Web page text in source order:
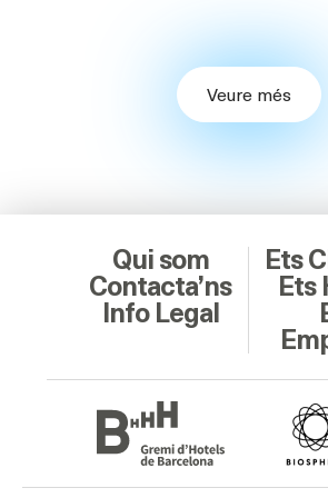
Veure més
Qui som
Contacta’ns
Info Legal
Ets
Ets